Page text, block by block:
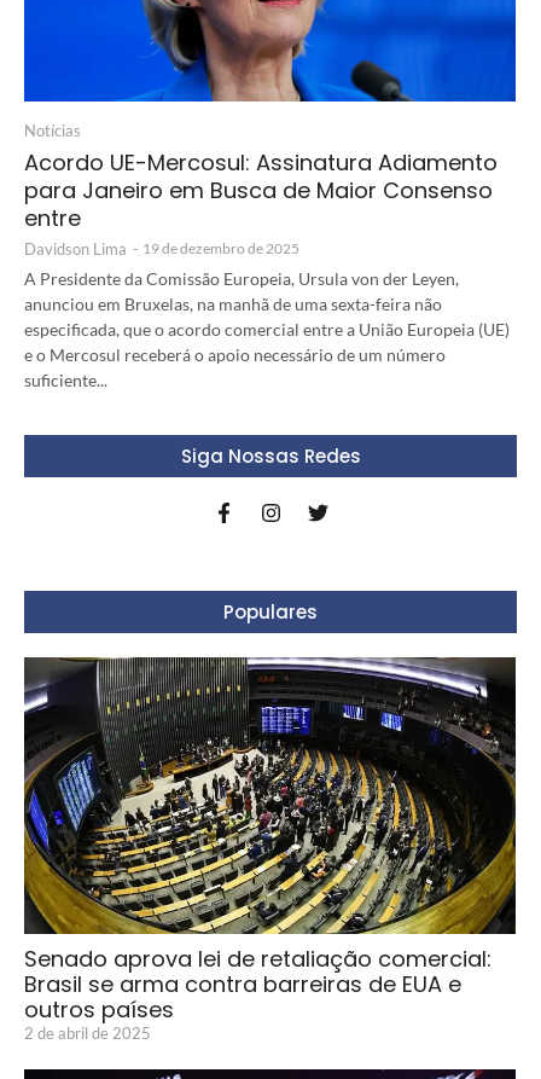
Notícias
Acordo UE-Mercosul: Assinatura Adiamento
para Janeiro em Busca de Maior Consenso
entre
Davidson Lima - 19 de dezembro de 2025
A Presidente da Comissão Europeia, Ursula von der Leyen,
anunciou em Bruxelas, na manhã de uma sexta-feira não
especificada, que o acordo comercial entre a União Europeia (UE)
e o Mercosul receberá o apoio necessário de um número
suficiente...
Siga Nossas Redes
Populares
Senado aprova lei de retaliação comercial:
Brasil se arma contra barreiras de EUA e
outros países
2 de abril de 2025